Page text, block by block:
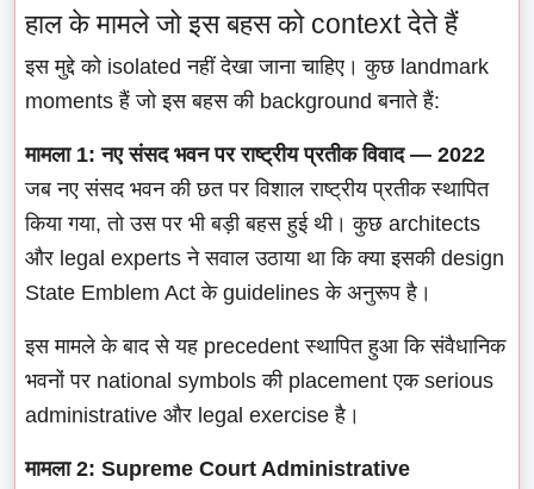
हाल के मामले जो इस बहस को context देते हैं
इस मुद्दे को isolated नहीं देखा जाना चाहिए। कुछ landmark
moments हैं जो इस बहस की background बनाते हैं:
मामला 1: नए संसद भवन पर राष्ट्रीय प्रतीक विवाद — 2022
जब नए संसद भवन की छत पर विशाल राष्ट्रीय प्रतीक स्थापित
किया गया, तो उस पर भी बड़ी बहस हुई थी। कुछ architects
और legal experts ने सवाल उठाया था कि क्या इसकी design
State Emblem Act के guidelines के अनुरूप है।
इस मामले के बाद से यह precedent स्थापित हुआ कि संवैधानिक
भवनों पर national symbols की placement एक serious
administrative और legal exercise है।
मामला 2: Supreme Court Administrative